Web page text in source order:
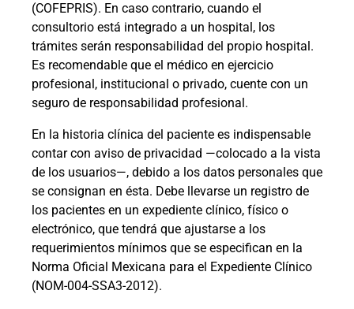
(COFEPRIS). En caso contrario, cuando el
consultorio está integrado a un hospital, los
trámites serán responsabilidad del propio hospital.
Es recomendable que el médico en ejercicio
profesional, institucional o privado, cuente con un
seguro de responsabilidad profesional.
En la historia clínica del paciente es indispensable
contar con aviso de privacidad —colocado a la vista
de los usuarios—, debido a los datos personales que
se consignan en ésta. Debe llevarse un registro de
los pacientes en un expediente clínico, físico o
electrónico, que tendrá que ajustarse a los
requerimientos mínimos que se especifican en la
Norma Oficial Mexicana para el Expediente Clínico
(NOM-004-SSA3-2012).